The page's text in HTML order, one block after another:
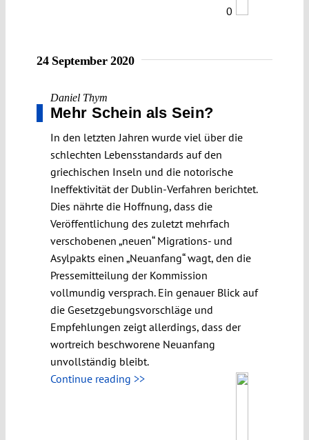
0
24 September 2020
Daniel Thym
Mehr Schein als Sein?
In den letzten Jahren wurde viel über die
schlechten Lebensstandards auf den
griechischen Inseln und die notorische
Ineffektivität der Dublin-Verfahren berichtet.
Dies nährte die Hoffnung, dass die
Veröffentlichung des zuletzt mehrfach
verschobenen „neuen“ Migrations- und
Asylpakts einen „Neuanfang“ wagt, den die
Pressemitteilung der Kommission
vollmundig versprach. Ein genauer Blick auf
die Gesetzgebungsvorschläge und
Empfehlungen zeigt allerdings, dass der
wortreich beschworene Neuanfang
unvollständig bleibt.
Continue reading >>